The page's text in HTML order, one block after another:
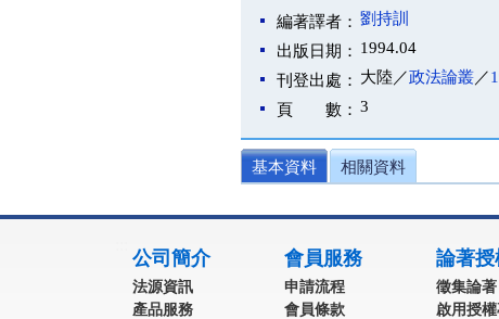
編著譯者： 劉持訓
出版日期： 1994.04
刊登出處： 大陸／政法論叢／
頁 數： 3
基本資料 相關資料
公司簡介
法源資訊
產品服務
會員服務
申請流程
會員條款
論著授
徵集論著
啟用授